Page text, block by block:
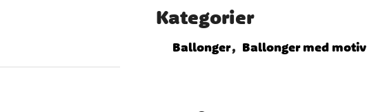
Kategorier
Ballonger Ballonger med motiv